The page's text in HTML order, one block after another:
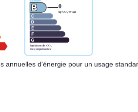
annuelles d'énergie pour un usage